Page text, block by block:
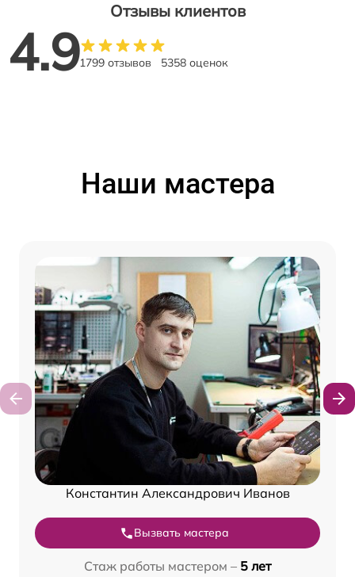
Отзывы клиентов
4.91799 отзывов 5358 оценок
Наши мастера
Константин Александрович Иванов
Вызвать мастера
Стаж работы мастером – 5 лет